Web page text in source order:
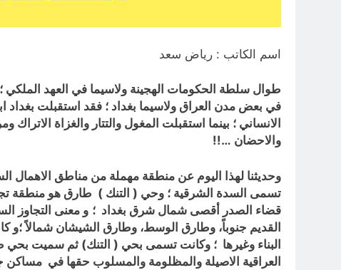
اسم الكاتب : رياض سعد
طوال سلطة الحكومات الهجينة ولاسيما في العهد الملكي
في بعض مدن العراق ولاسيما بغداد ؛ فقد استقبلت بغداد
الانساني ؛ بينما استقبلت المغول والتتار والغزاة الاتراك
والاحضان …!!
وحديثنا لهذا اليوم عن منطقة مهملة من مناطق
تسمى السدة الشرقية ؛ و
قضاء الصدر أقصى شمال شرق بغداد ؛
القديم جنوباً، وطارق الوسط، وطارق الشيشان شمالاً؛و
البناء وغيرها ؛ وكانت تسمى بحي ( التنك) ثم سميت بحي
العراقية الاصيلة والمظلومة والمسلوب حقها في مساكن